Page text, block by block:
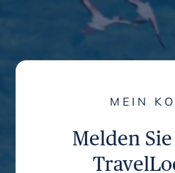
MEIN
Melden